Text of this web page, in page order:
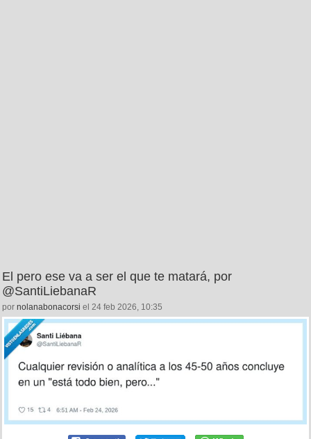
El pero ese va a ser el que te matará, por
@SantiLiebanaR
por nolanabonacorsi el 24 feb 2026, 10:35